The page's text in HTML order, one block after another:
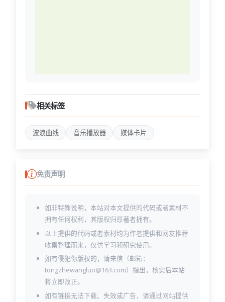
相关标签
波浪曲线 音乐播放器 媒体卡片
免责声明
如非特殊说明，本站对本文提供的代码或者素材不
拥有任何权利，其版权归原著者拥有。
以上提供的代码或者素材均为作者提供和网友推荐
收集整理而来，仅供学习和研究使用。
如有侵犯你版权的，请来信（邮箱：
tongzhewangluo@163.com）指出，核实后本站
将立即改正。
如有链接无法下载、失效或广告，请通过网站提供